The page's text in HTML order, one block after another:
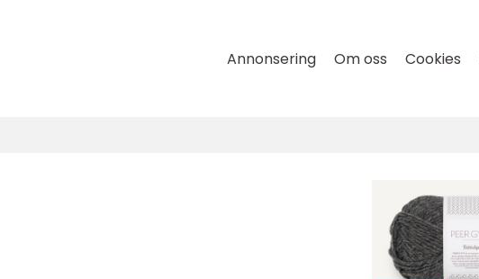
Annonsering Om oss Cookies